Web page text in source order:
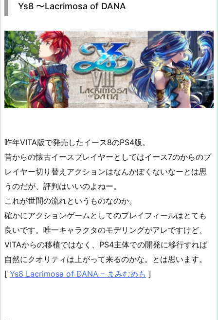
Ys8 〜Lacrimosa of DANA
昨年VITA版で発売したイース8のPS4版。
昔からの懐古イースプレイヤーとしてはイース7のからのプ
レイヤー切り替えアクションはなんかぽくないなーとは思
うのだが、評判はいいのよねー。
これが世間の流れというものなのか。
確かにアクションゲームとしてのプレイフィールはとても
良いです。唯一キャラクタのモデリングがアレですけど、
VITAからの移植ではなく、PS4主体での開発に移行すれば
自然にクオリティは上がって来るのかな。とは思います。
[ Ys8 Lacrimosa of DANA – まみむめも ]